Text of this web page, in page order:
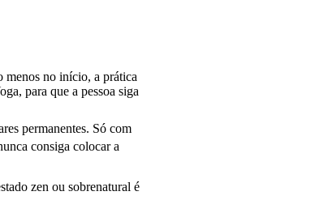
menos no início, a prática
para que a pessoa siga
permanentes. Só com
consiga colocar a
zen ou sobrenatural é